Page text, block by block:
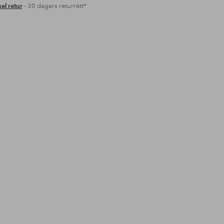
retur- 30 dagars returrätt*